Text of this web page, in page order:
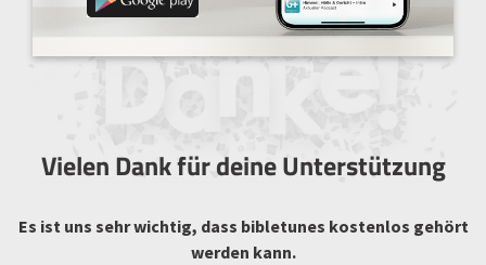
Vielen Dank für deine Unterstützung
Es ist uns sehr wichtig, dass bibletunes kostenlos gehört
werden kann.